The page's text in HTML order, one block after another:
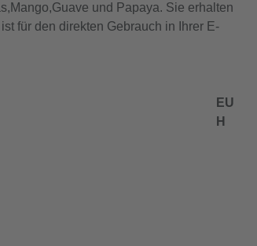
und Papaya. Sie erhalten
für den direkten Gebrauch in Ihrer E-
EU
H